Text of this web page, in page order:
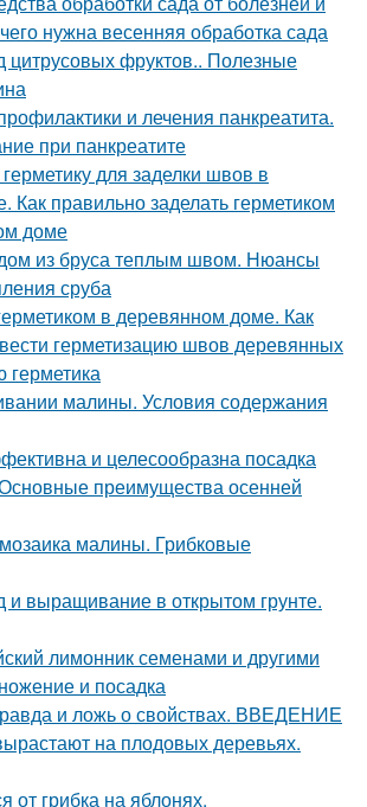
нужна весенняя обработка сада
цитрусовых фруктов.. Полезные
и лечения панкреатита.
при панкреатите
для заделки швов в
Как правильно заделать герметиком
доме
дом из бруса теплым швом. Нюансы
сруба
в деревянном доме. Как
герметизацию швов деревянных
малины. Условия содержания
и целесообразна посадка
преимущества осенней
малины. Грибковые
и выращивание в открытом грунте.
лимонник семенами и другими
и посадка
и ложь о свойствах. ВВЕДЕНИЕ
на плодовых деревьях.
от грибка на яблонях.